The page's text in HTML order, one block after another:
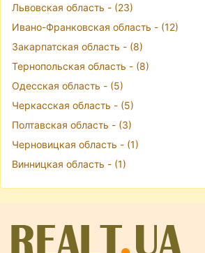
Львовская область - (23)
Ивано-Франковская область - (12)
Закарпатская область - (8)
Тернопольская область - (8)
Одесская область - (5)
Черкасская область - (5)
Полтавская область - (3)
Черновицкая область - (1)
Винницкая область - (1)